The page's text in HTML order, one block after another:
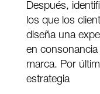
Después,
los que los
diseña una
en
marca. Por
estrategia